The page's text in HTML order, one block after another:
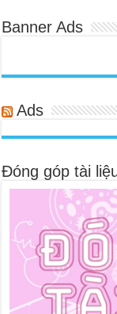
Banner Ads
Ads
Đóng góp tài